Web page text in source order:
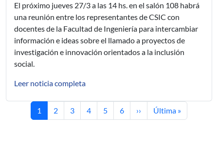
El próximo jueves 27/3 a las 14 hs. en el salón 108 habrá
una reunión entre los representantes de CSIC con
docentes de la Facultad de Ingeniería para intercambiar
información e ideas sobre el llamado a proyectos de
investigación e innovación orientados a la inclusión
social.
Leer noticia completa
Current page
1 Page
2 Page
3 Page
4 Page
5 Page
6 Next page
›› Last page
Última »